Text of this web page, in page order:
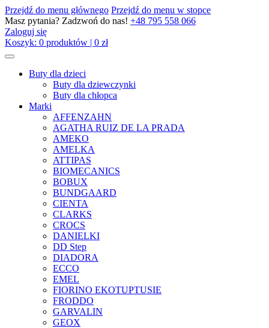
Przejdź do menu głównego Przejdź do menu w stopce
Masz pytania? Zadzwoń do nas! +48 795 558 066
Zaloguj się
Koszyk: 0 produktów | 0 zł
Buty dla dzieci
Buty dla dziewczynki
Buty dla chłopca
Marki
AFFENZAHN
AGATHA RUIZ DE LA PRADA
AMEKO
AMELKA
ATTIPAS
BIOMECANICS
BOBUX
BUNDGAARD
CIENTA
CLARKS
CROCS
DANIELKI
DD Step
DIADORA
ECCO
EMEL
FIORINO EKOTUPTUSIE
FRODDO
GARVALIN
GEOX